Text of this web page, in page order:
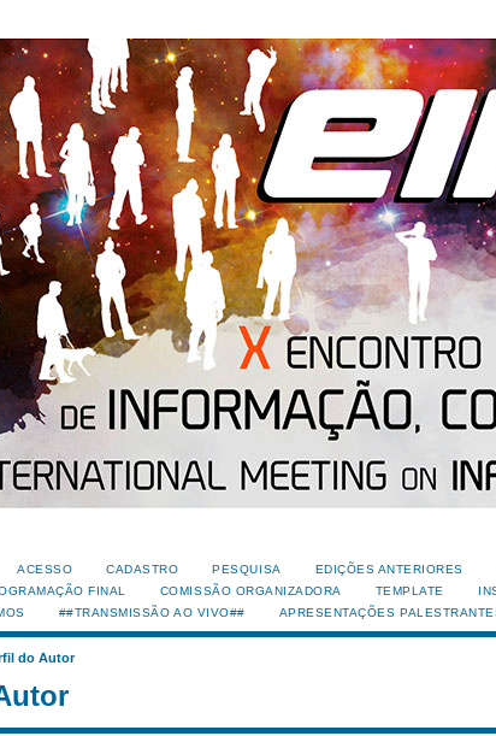
ACESSO CADASTRO PESQUISA EDIÇÕES ANTERIORES
FINAL COMISSÃO ORGANIZADORA TEMPLATE
##TRANSMISSÃO AO VIVO## APRESENTAÇÕES
do Autor